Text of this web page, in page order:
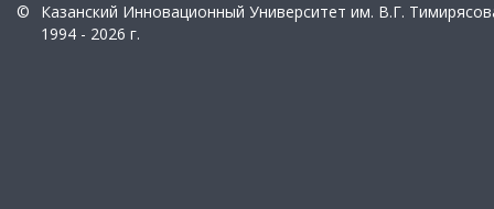
©
Казанский Инновационный Университет им. В.Г.
1994 - 2026 г.